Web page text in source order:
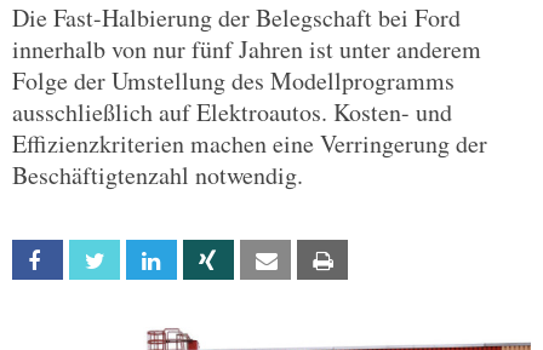
Die Fast-Halbierung der Belegschaft bei Ford
innerhalb von nur fünf Jahren ist unter anderem
Folge der Umstellung des Modellprogramms
ausschließlich auf Elektroautos. Kosten- und
Effizienzkriterien machen eine Verringerung der
Beschäftigtenzahl notwendig.
Facebook Twitter Linkedin Xing Email